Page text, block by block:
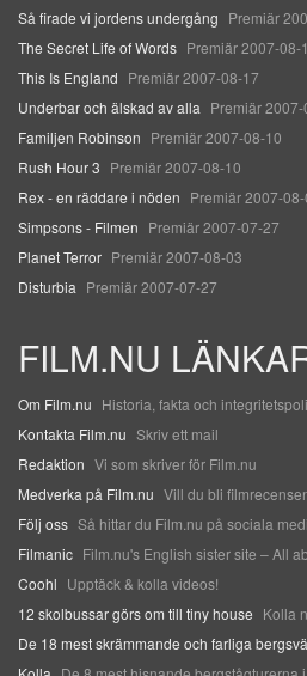
Så firade vi jordens undergång Premiär
The Secret Life of Words Premiär 2007-08-
This Is England Premiär 2007-08-17
Underbar och älskad av alla Premiär
Familjen Robinson Premiär 2007-08-10
Rush Hour 3 Premiär 2007-08-10
Rex - en räddare i nöden Premiär 2007-
Simpsons - Filmen Premiär 2007-07-27
Planet Terror Premiär 2007-08-03
Disturbia Premiär 2007-07-27
FILM.NU
Om Film.nu Historia, fakta och
Kontakta Film.nu Skriv ett mail
Redaktion Vi som skriver för Film.nu
Medverka på Film.nu Vill du bli
Följ oss Så hittar du Film.nu på sociala
Filmanic Film.nu's English sister site – All
Coohl Upptäck & kolla videos!
12 skolbussar görs om till tiny house Kolla
De 18 mest skrämmande och farliga